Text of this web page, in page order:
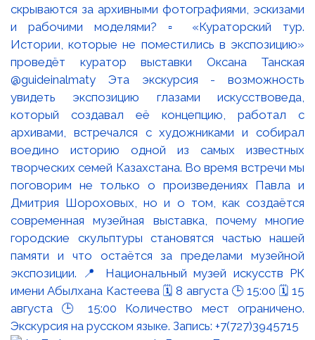
скрываются за архивными фотографиями, эскизами
и рабочими моделями? ▫️ «Кураторский тур.
Истории, которые не поместились в экспозицию»
проведёт куратор выставки Оксана Танская
@guideinalmaty Эта экскурсия - возможность
увидеть экспозицию глазами искусствоведа,
который создавал её концепцию, работал с
архивами, встречался с художниками и собирал
воедино историю одной из самых известных
творческих семей Казахстана. Во время встречи мы
поговорим не только о произведениях Павла и
Дмитрия Шороховых, но и о том, как создаётся
современная музейная выставка, почему многие
городские скульптуры становятся частью нашей
памяти и что остаётся за пределами музейной
экспозиции. 📍 Национальный музей искусств РК
имени Абылхана Кастеева 🗓 8 августа 🕒 15:00 🗓 15
августа 🕒 15:00 Количество мест ограничено.
Экскурсия на русском языке. Запись: +7(727)3945715